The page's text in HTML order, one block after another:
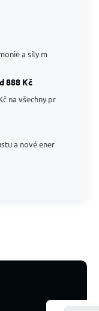
a síly m
888 Kč
na všechny pr
a nové ener